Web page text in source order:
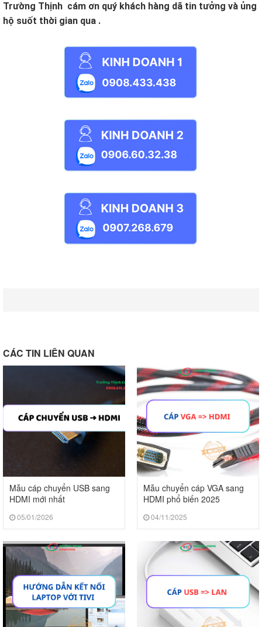
Trường Thịnh cám ơn quý khách hàng dã tin tưởng và ủng
hộ suốt thời gian qua .
CÁC TIN LIÊN QUAN
Mẫu cáp chuyển USB sang
HDMI mới nhất
05/01/2026
Mẫu chuyển cáp VGA sang
HDMI phổ biến 2025
04/11/2025